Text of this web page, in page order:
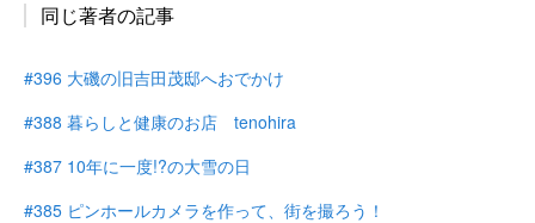
同じ著者の記事
#396 大磯の旧吉田茂邸へおでかけ
#388 暮らしと健康のお店 tenohira
#387 10年に一度!?の大雪の日
#385 ピンホールカメラを作って、街を撮ろう！